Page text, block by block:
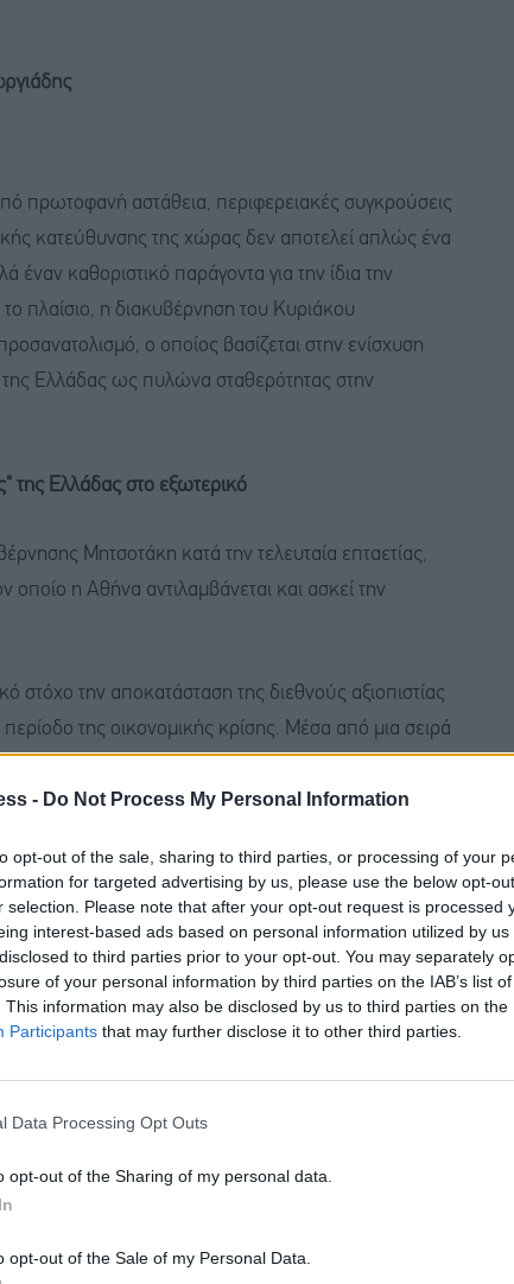
- Do Not Process My Personal Information
opt-out of the sale, sharing to third parties, or processing of your
for targeted advertising by us, please use the below opt-
selection. Please note that after your opt-out request is processed
interest-based ads based on personal information utilized by
to third parties prior to your opt-out. You may separately
of your personal information by third parties on the IAB’s list
This information may also be disclosed by us to third parties on the
Participants that may further disclose it to other third parties.
Data Processing Opt Outs
opt-out of the Sharing of my personal data.
opt-out of the Sale of my Personal Data.
πρωτοφανή αστάθεια, περιφερειακές συγκρούσεις
κατεύθυνσης της χώρας δεν αποτελεί απλώς ένα
έναν καθοριστικό παράγοντα για την ίδια την
πλαίσιο, η διακυβέρνηση του Κυριάκου
ο οποίος βασίζεται στην ενίσχυση
Ελλάδας ως πυλώνα σταθερότητας στην
της Ελλάδας στο εξωτερικό
Μητσοτάκη κατά την τελευταία επταετίας,
οποίο η Αθήνα αντιλαμβάνεται και ασκεί την
την αποκατάσταση της διεθνούς αξιοπιστίας
της οικονομικής κρίσης. Μέσα από μια σειρά
από μέρος του προβλήματος της Ευρωζώνης σε
ανάκτηση της επενδυτικής βαθμίδας και
από τον ευρωπαϊκό μέσο όρο.
αποτυπώνεται στην εμβάθυνση των
Ένωση και το Ισραήλ. Η επικαιροποίηση της
στρατηγικά περιοχές όπως η
κρίσιμο κόμβο για την ασφάλεια της
η υπογραφή αμυντικών συμφωνιών με τη Γαλλία
και οδήγησε στον εκσυγχρονισμό των Ενόπλων
(Belharra, Rafale, F-35).
οποία εκτείνεται από την ενέργεια και την
ένα ισχυρό αντίβαρο στις αναθεωρητικές
βασικός διπλωματικός και ενεργειακός